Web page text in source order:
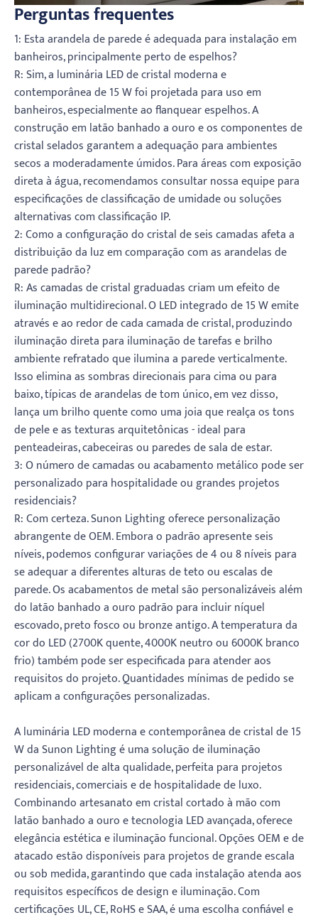
Perguntas frequentes
1: Esta arandela de parede é adequada para instalação em
banheiros, principalmente perto de espelhos?
R: Sim, a luminária LED de cristal moderna e
contemporânea de 15 W foi projetada para uso em
banheiros, especialmente ao flanquear espelhos. A
construção em latão banhado a ouro e os componentes de
cristal selados garantem a adequação para ambientes
secos a moderadamente úmidos. Para áreas com exposição
direta à água, recomendamos consultar nossa equipe para
especificações de classificação de umidade ou soluções
alternativas com classificação IP.
2: Como a configuração do cristal de seis camadas afeta a
distribuição da luz em comparação com as arandelas de
parede padrão?
R: As camadas de cristal graduadas criam um efeito de
iluminação multidirecional. O LED integrado de 15 W emite
através e ao redor de cada camada de cristal, produzindo
iluminação direta para iluminação de tarefas e brilho
ambiente refratado que ilumina a parede verticalmente.
Isso elimina as sombras direcionais para cima ou para
baixo, típicas de arandelas de tom único, em vez disso,
lança um brilho quente como uma joia que realça os tons
de pele e as texturas arquitetônicas - ideal para
penteadeiras, cabeceiras ou paredes de sala de estar.
3: O número de camadas ou acabamento metálico pode ser
personalizado para hospitalidade ou grandes projetos
residenciais?
R: Com certeza. Sunon Lighting oferece personalização
abrangente de OEM. Embora o padrão apresente seis
níveis, podemos configurar variações de 4 ou 8 níveis para
se adequar a diferentes alturas de teto ou escalas de
parede. Os acabamentos de metal são personalizáveis ​​além
do latão banhado a ouro padrão para incluir níquel
escovado, preto fosco ou bronze antigo. A temperatura da
cor do LED (2700K quente, 4000K neutro ou 6000K branco
frio) também pode ser especificada para atender aos
requisitos do projeto. Quantidades mínimas de pedido se
aplicam a configurações personalizadas.
A luminária LED moderna e contemporânea de cristal de 15
W da Sunon Lighting é uma solução de iluminação
personalizável de alta qualidade, perfeita para projetos
residenciais, comerciais e de hospitalidade de luxo.
Combinando artesanato em cristal cortado à mão com
latão banhado a ouro e tecnologia LED avançada, oferece
elegância estética e iluminação funcional. Opções OEM e de
atacado estão disponíveis para projetos de grande escala
ou sob medida, garantindo que cada instalação atenda aos
requisitos específicos de design e iluminação. Com
certificações UL, CE, RoHS e SAA, é uma escolha confiável e